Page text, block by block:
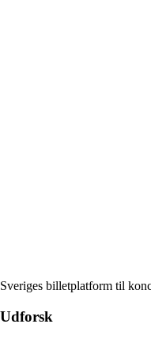
Sveriges billetplatform til
Udforsk